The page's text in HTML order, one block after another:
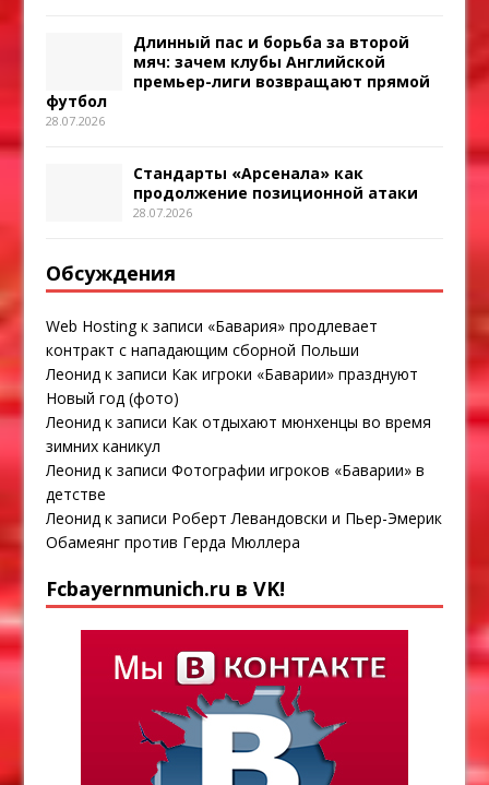
Длинный пас и борьба за второй
мяч: зачем клубы Английской
премьер-лиги возвращают прямой
футбол
28.07.2026
Стандарты «Арсенала» как
продолжение позиционной атаки
28.07.2026
Обсуждения
Web Hostingк записи «Бавария» продлевает
контракт с нападающим сборной Польши
Леонид к записи Как игроки «Баварии» празднуют
Новый год (фото)
Леонид к записи Как отдыхают мюнхенцы во время
зимних каникул
Леонид к записиФотографии игроков «Баварии» в
детстве
Леонид к записи Роберт Левандовски и Пьер-Эмерик
Обамеянг против Герда Мюллера
Fcbayernmunich.ru в VK!